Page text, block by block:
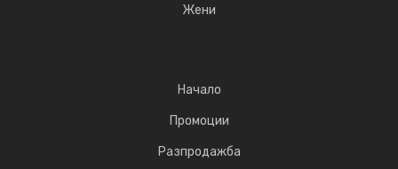
Жени
Начало
Промоции
Разпродажба